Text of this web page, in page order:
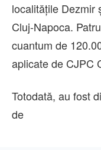
localitățile Dezmir
Cluj-Napoca.
cuantum de
aplicate de CJPC
Totodată, au fost
de